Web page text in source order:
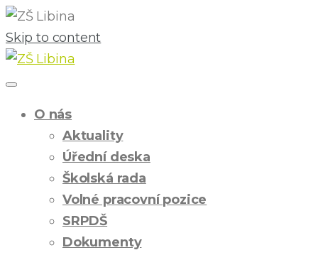
Skip to content
O nás
Aktuality
Úřední deska
Školská rada
Volné pracovní pozice
SRPDŠ
Dokumenty